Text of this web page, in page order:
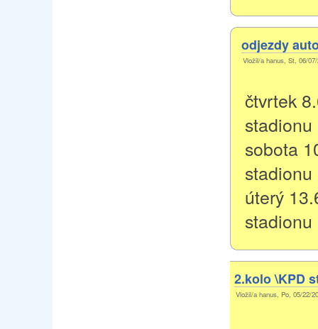
odjezdy
Vložil/a hanus, St, 06/
čtvrtek
sobota
stadionu
úterý
2.kolo \KPD
Vložil/a hanus, Po, 05/22/